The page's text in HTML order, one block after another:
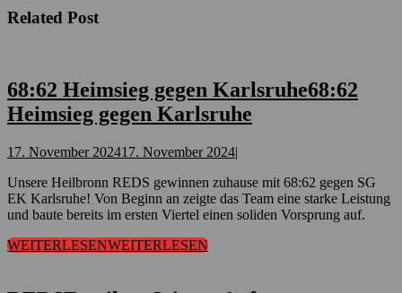
Related Post
68:62 Heimsieg gegen Karlsruhe68:62
Heimsieg gegen Karlsruhe
17. November 202417. November 2024|
Unsere Heilbronn REDS gewinnen zuhause mit 68:62 gegen SG
EK Karlsruhe! Von Beginn an zeigte das Team eine starke Leistung
und baute bereits im ersten Viertel einen soliden Vorsprung auf.
WEITERLESENWEITERLESEN